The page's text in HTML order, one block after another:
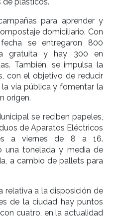
para aprender y
domiciliario. Con
se entregaron 800
gratuita y hay 300 en
También, se impulsa la
con el objetivo de reducir
vía pública y fomentar la
origen.
se reciben papeles,
de Aparatos Eléctricos
a viernes de 8 a 16.
una tonelada y media de
a cambio de pallets para
relativa a la disposición de
de la ciudad hay puntos
cuatro, en la actualidad